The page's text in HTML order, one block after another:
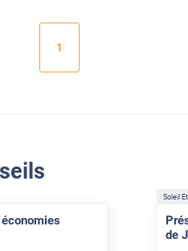
1
Soleil
de